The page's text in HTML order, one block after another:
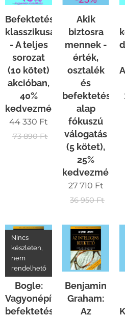
Befektetések
klasszikusai
- A teljes
sorozat
(10 kötet)
akcióban,
40%
kedvezménnyel!!
44 330 Ft
73 890Ft
Akik
biztosra
mennek -
érték,
osztalék
és
befektetési
alap
fókuszú
válogatás
(5 kötet),
25%
27 710 Ft
36 950Ft
Bogle:
Vagyonépítés
befektetési
Nincs
készleten,
nem
rendelhető
Benjamin
Graham:
Az